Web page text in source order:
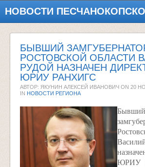
НОВОСТИ
БЫВШИЙ
РОСТОВСКОЙ ОБЛАСТИ
РУДОЙ НАЗНАЧЕН
ЮРИУ РАНХИГС
АВТОР: ЯКУНИН АЛЕКСЕЙ ИВАНОВИЧ ON 20
IN НОВОСТИ РЕГИОНА
Бывший
ЮРИУ